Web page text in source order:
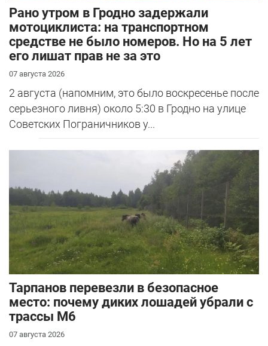
Рано утром в Гродно задержали
мотоциклиста: на транспортном
средстве не было номеров. Но на 5 лет
его лишат прав не за это
07 августа 2026
2 августа (напомним, это было воскресенье после
серьезного ливня) около 5:30 в Гродно на улице
Советских Пограничников у...
Тарпанов перевезли в безопасное
место: почему диких лошадей убрали с
трассы М6
07 августа 2026